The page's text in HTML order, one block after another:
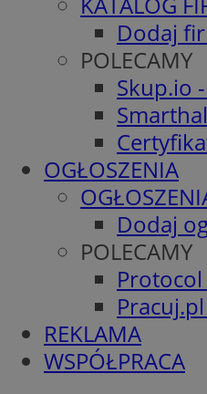
Dodaj
POLECAMY
Skup.io
OGŁOSZENIA
Dodaj
POLECAMY
Protocol
REKLAMA
WSPÓŁPRACA